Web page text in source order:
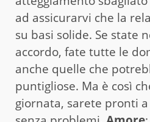
ad assicurarvi che la
su basi solide. Se state
accordo, fate tutte le
anche quelle che
puntigliose. Ma è così
giornata, sarete pronti